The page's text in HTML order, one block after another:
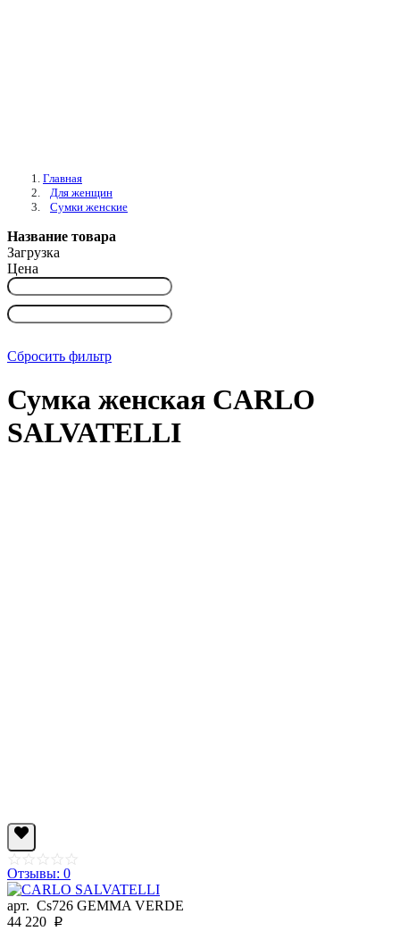
Главная
Для женщин
Сумки женские
Название товара
Загрузка
Цена
Сбросить фильтр
Сумка женская CARLO
SALVATELLI
Отзывы: 0
арт. Cs726 GEMMA VERDE
44 220 p